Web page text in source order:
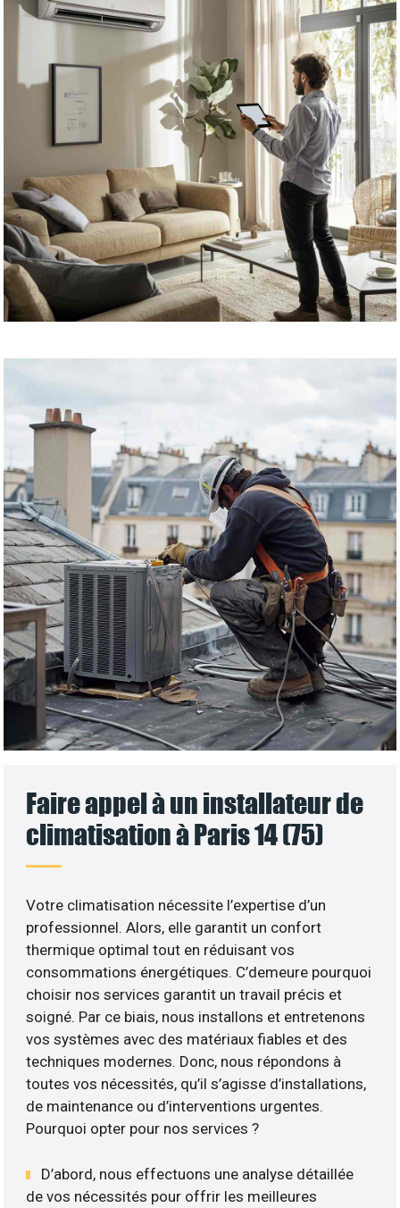
Faire appel à un installateur de
climatisation à Paris 14 (75)
Votre climatisation nécessite l’expertise d’un
professionnel. Alors, elle garantit un confort
thermique optimal tout en réduisant vos
consommations énergétiques. C’demeure pourquoi
choisir nos services garantit un travail précis et
soigné. Par ce biais, nous installons et entretenons
vos systèmes avec des matériaux fiables et des
techniques modernes. Donc, nous répondons à
toutes vos nécessités, qu’il s’agisse d’installations,
de maintenance ou d’interventions urgentes.
Pourquoi opter pour nos services ?
D’abord, nous effectuons une analyse détaillée
de vos nécessités pour offrir les meilleures